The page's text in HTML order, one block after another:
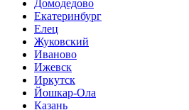
Домодедово
Екатеринбург
Елец
Жуковский
Иваново
Ижевск
Иркутск
Йошкар-Ола
Казань